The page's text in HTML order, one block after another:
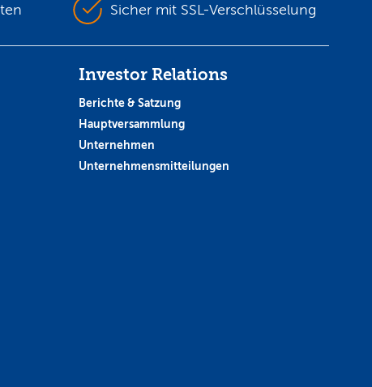
Sicher mit SSL-Verschlüsselung
Investor Relations
Berichte & Satzung
Hauptversammlung
Unternehmen
Unternehmensmitteilungen